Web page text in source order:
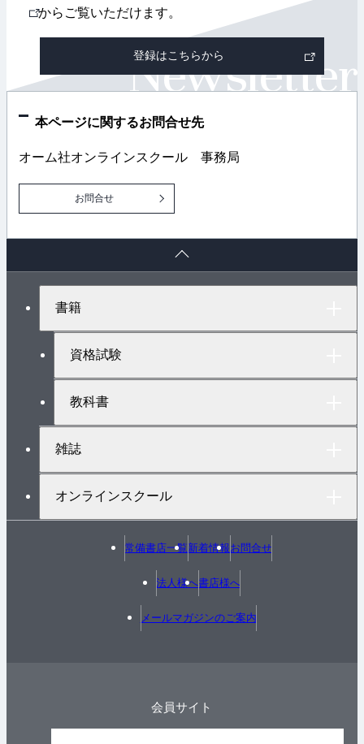
外
部
ン
からご覧いただけます。
登録はこちらから
本ページに関するお問合せ先
オーム社オンラインスクール 事務局
お問合せ
書籍
資格試験
教科書
雑誌
オンラインスクール
常備書店一覧新着情報お問合せ
法人様へ書店様へ
メールマガジンのご案内
会員サイト